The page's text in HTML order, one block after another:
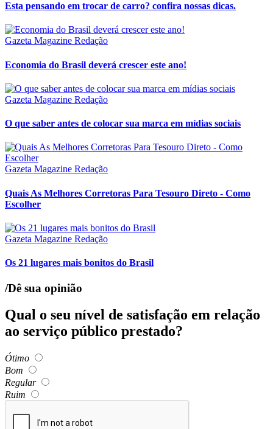
Esta pensando em trocar de carro? confira nossas dicas.
Gazeta Magazine Redação
Economia do Brasil deverá crescer este ano!
Gazeta Magazine Redação
O que saber antes de colocar sua marca em mídias sociais
Gazeta Magazine Redação
Quais As Melhores Corretoras Para Tesouro Direto - Como
Escolher
Gazeta Magazine Redação
Os 21 lugares mais bonitos do Brasil
/Dê sua opinião
Qual o seu nível de satisfação em relação
ao serviço público prestado?
Ótimo
Bom
Regular
Ruim